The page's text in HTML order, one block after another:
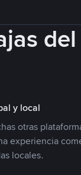
y local
otras
experiencia
locales.